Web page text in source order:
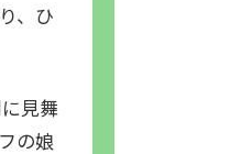
、ひ
見舞
の娘